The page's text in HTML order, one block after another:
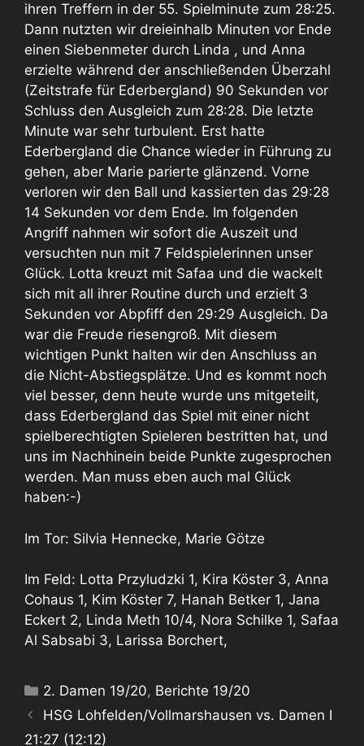
ihren Treffern in der 55. Spielminute zum 28:25.
Dann nutzten wir dreieinhalb Minuten vor Ende
einen Siebenmeter durch Linda , und Anna
erzielte während der anschließenden Überzahl
(Zeitstrafe für Ederbergland) 90 Sekunden vor
Schluss den Ausgleich zum 28:28. Die letzte
Minute war sehr turbulent. Erst hatte
Ederbergland die Chance wieder in Führung zu
gehen, aber Marie parierte glänzend. Vorne
verloren wir den Ball und kassierten das 29:28
14 Sekunden vor dem Ende. Im folgenden
Angriff nahmen wir sofort die Auszeit und
versuchten nun mit 7 Feldspielerinnen unser
Glück. Lotta kreuzt mit Safaa und die wackelt
sich mit all ihrer Routine durch und erzielt 3
Sekunden vor Abpfiff den 29:29 Ausgleich. Da
war die Freude riesengroß. Mit diesem
wichtigen Punkt halten wir den Anschluss an
die Nicht-Abstiegsplätze. Und es kommt noch
viel besser, denn heute wurde uns mitgeteilt,
dass Ederbergland das Spiel mit einer nicht
spielberechtigten Spieleren bestritten hat, und
uns im Nachhinein beide Punkte zugesprochen
werden. Man muss eben auch mal Glück
haben:-)
Im Tor: Silvia Hennecke, Marie Götze
Im Feld: Lotta Przyludzki 1, Kira Köster 3, Anna
Cohaus 1, Kim Köster 7, Hanah Betker 1, Jana
Eckert 2, Linda Meth 10/4, Nora Schilke 1, Safaa
Al Sabsabi 3, Larissa Borchert,
Kategorien
2. Damen 19/20, Berichte 19/20
HSG Lohfelden/Vollmarshausen vs. Damen I
21:27 (12:12)